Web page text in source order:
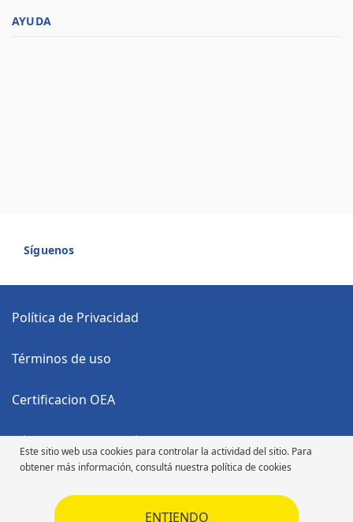
Este sitio web usa cookies para controlar la actividad del sitio. Para
obtener más información, consultá nuestra política de cookies
ENTIENDO
AYUDA
Síguenos
Política de Privacidad
Términos de uso
Certificacion OEA
Código Anticorrupción